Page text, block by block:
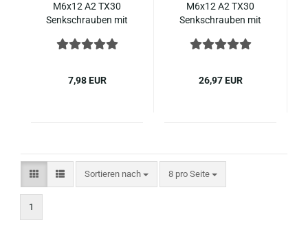
M6x12 A2 TX30
Senk­schrau­ben mit
DIN 965 ), Edel­stahl
7,98 EUR
M6x12 A2 TX30
Senk­schrau­ben mit
DIN 965 ), Edel­stahl
26,97 EUR
Sortieren nach
Sortieren nach 8 pro Seite
pro Seite
1